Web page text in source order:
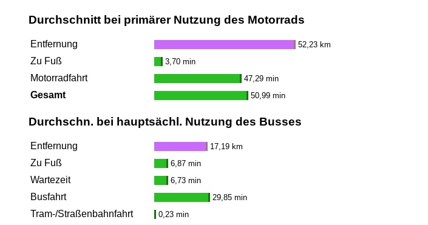
Durchschnitt bei primärer Nutzung des Motorrads
Entfernung 52,23 km
Zu Fuß 3,70 min
Motorradfahrt 47,29 min
Gesamt 50,99 min
Durchschn. bei hauptsächl. Nutzung des Busses
Entfernung 17,19 km
Zu Fuß 6,87 min
Wartezeit 6,73 min
Busfahrt 29,85 min
Tram-/Straßenbahnfahrt 0,23 min